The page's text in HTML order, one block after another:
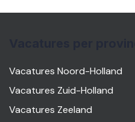
Vacatures Noord-Holland
Vacatures Zuid-Holland
Vacatures Zeeland